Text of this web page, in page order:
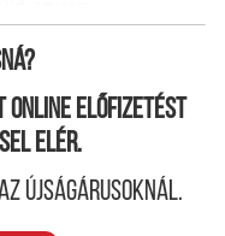
online előfizetést
elér.
újságárusoknál.